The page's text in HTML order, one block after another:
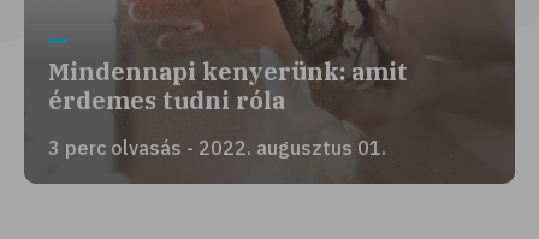
Mindennapi kenyerünk: amit
érdemes tudni róla
3 perc olvasás - 2022. augusztus 01.